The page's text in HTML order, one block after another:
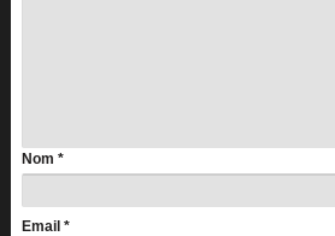
Nom *
Email *